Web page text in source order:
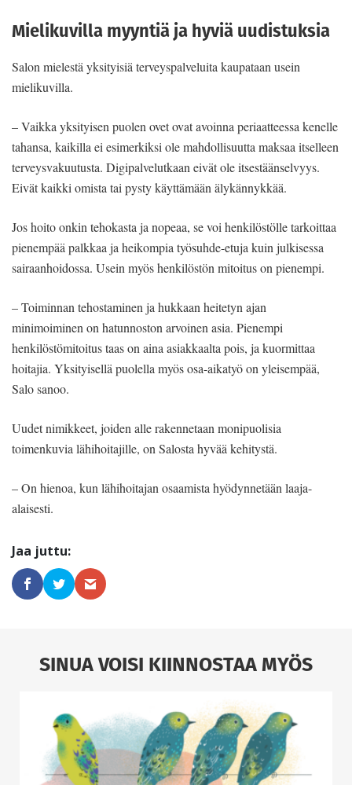
Mielikuvilla myyntiä ja hyviä uudistuksia
Salon mielestä yksityisiä terveyspalveluita kaupataan usein
mielikuvilla.
– Vaikka yksityisen puolen ovet ovat avoinna periaatteessa kenelle
tahansa, kaikilla ei esimerkiksi ole mahdollisuutta maksaa itselleen
terveysvakuutusta. Digipalvelutkaan eivät ole itsestäänselvyys.
Eivät kaikki omista tai pysty käyttämään älykännykkää.
Jos hoito onkin tehokasta ja nopeaa, se voi henkilöstölle tarkoittaa
pienempää palkkaa ja heikompia työsuhde-etuja kuin julkisessa
sairaanhoidossa. Usein myös henkilöstön mitoitus on pienempi.
– Toiminnan tehostaminen ja hukkaan heitetyn ajan
minimoiminen on hatunnoston arvoinen asia. Pienempi
henkilöstömitoitus taas on aina asiakkaalta pois, ja kuormittaa
hoitajia. Yksityisellä puolella myös osa-aikatyö on yleisempää,
Salo sanoo.
Uudet nimikkeet, joiden alle rakennetaan monipuolisia
toimenkuvia lähihoitajille, on Salosta hyvää kehitystä.
– On hienoa, kun lähihoitajan osaamista hyödynnetään laaja-
alaisesti.
SINUA VOISI KIINNOSTAA MYÖS